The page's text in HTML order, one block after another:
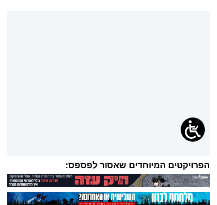
הפרויקטים המיוחדים שאסור לפספס: